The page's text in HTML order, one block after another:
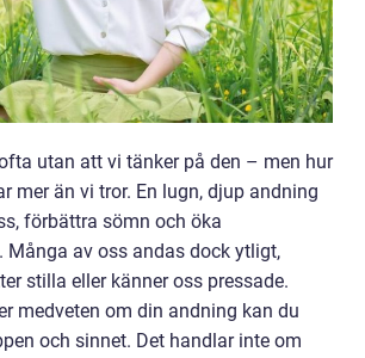
utan att vi tänker på den – men hur
mer än vi tror. En lugn, djup andning
förbättra sömn och öka
Många av oss andas dock ytligt,
stilla eller känner oss pressade.
medveten om din andning kan du
och sinnet. Det handlar inte om